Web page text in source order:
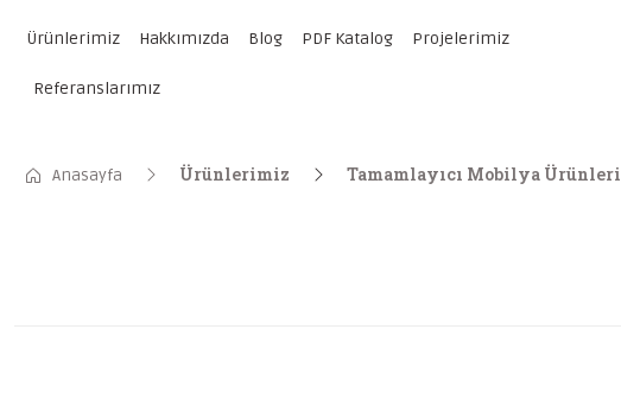
Ürünlerimiz Hakkımızda Blog PDF Katalog Projelerimiz
Referanslarımız
Anasayfa Ürünlerimiz Tamamlayıcı Mobilya Ürünleri